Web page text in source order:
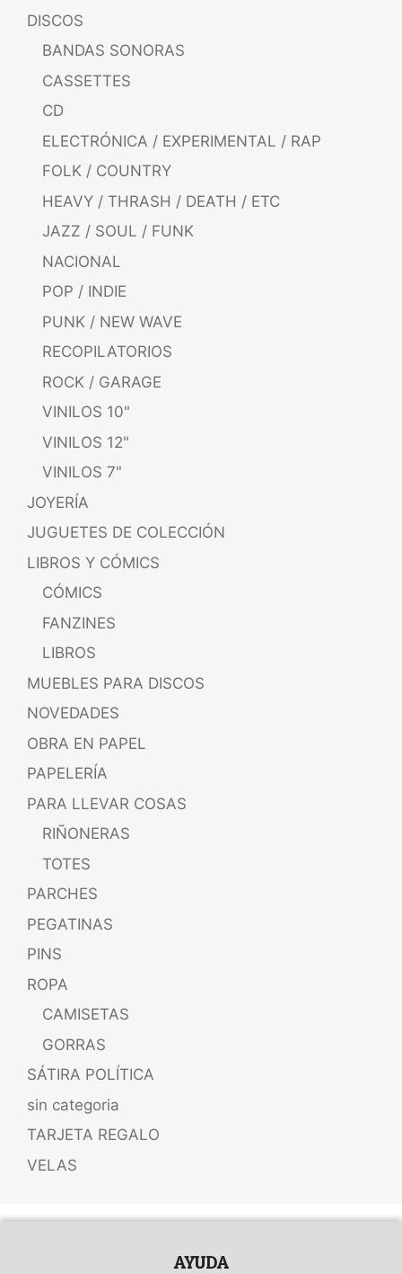
DISCOS
BANDAS SONORAS
CASSETTES
CD
ELECTRÓNICA / EXPERIMENTAL / RAP
FOLK / COUNTRY
HEAVY / THRASH / DEATH / ETC
JAZZ / SOUL / FUNK
NACIONAL
POP / INDIE
PUNK / NEW WAVE
RECOPILATORIOS
ROCK / GARAGE
VINILOS 10"
VINILOS 12"
VINILOS 7"
JOYERÍA
JUGUETES DE COLECCIÓN
LIBROS Y CÓMICS
CÓMICS
FANZINES
LIBROS
MUEBLES PARA DISCOS
NOVEDADES
OBRA EN PAPEL
PAPELERÍA
PARA LLEVAR COSAS
RIÑONERAS
TOTES
PARCHES
PEGATINAS
PINS
ROPA
CAMISETAS
GORRAS
SÁTIRA POLÍTICA
sin categoria
TARJETA REGALO
VELAS
AYUDA